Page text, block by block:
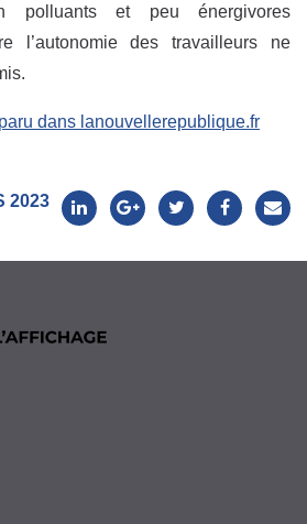
polluants et peu énergivores
l’autonomie des travailleurs ne
dans lanouvellerepublique.fr
2023